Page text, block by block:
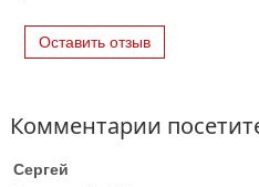
Оставить отзыв
Комментарии
Сергей